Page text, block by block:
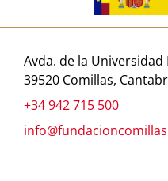
Avda. de la
39520 Comillas,
+34 942 715 500